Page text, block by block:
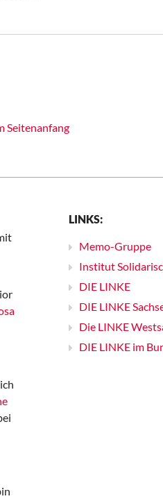
Seitenanfang
LINKS:
Memo-Gruppe
Institut
DIE LINKE
DIE LINKE
Die LINKE
DIE LINKE im